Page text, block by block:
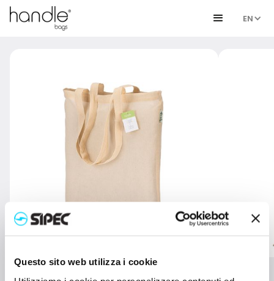
Questo sito web utilizza i cookie
EN